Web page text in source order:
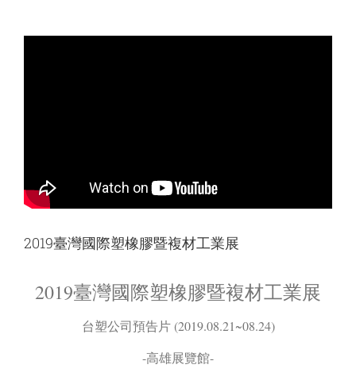
2019臺灣國際塑橡膠暨複材工業展
2019臺灣國際塑橡膠暨複材工業展
台塑公司預告片 (2019.08.21~08.24)
-高雄展覽館-